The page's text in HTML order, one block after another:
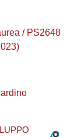
/ PS2648